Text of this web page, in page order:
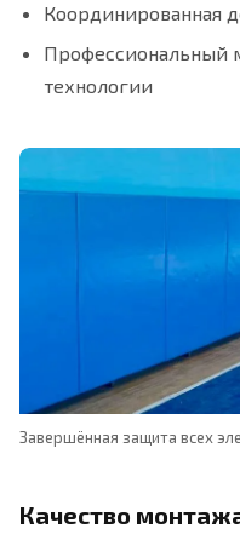
Координированная
Профессиональный
технологии
Завершённая защита всех
Качество